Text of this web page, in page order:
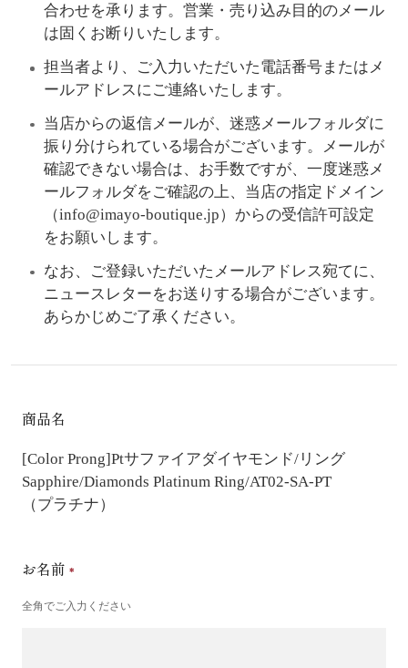
合わせを承ります。営業・売り込み目的のメール
は固くお断りいたします。
担当者より、ご入力いただいた電話番号またはメ
ールアドレスにご連絡いたします。
当店からの返信メールが、迷惑メールフォルダに
振り分けられている場合がございます。メールが
確認できない場合は、お手数ですが、一度迷惑メ
ールフォルダをご確認の上、当店の指定ドメイン
（info@imayo-boutique.jp）からの受信許可設定
をお願いします。
なお、ご登録いただいたメールアドレス宛てに、
ニュースレターをお送りする場合がございます。
あらかじめご了承ください。
商品名
[Color Prong]Ptサファイアダイヤモンド/リング
Sapphire/Diamonds Platinum Ring/AT02-SA-PT
（プラチナ）
お名前
全角でご入力ください